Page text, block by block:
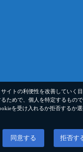
イトの利便性を改善していく
ためで、個人を特定するもので
を受け入れるか拒否するか
同意する 拒否す